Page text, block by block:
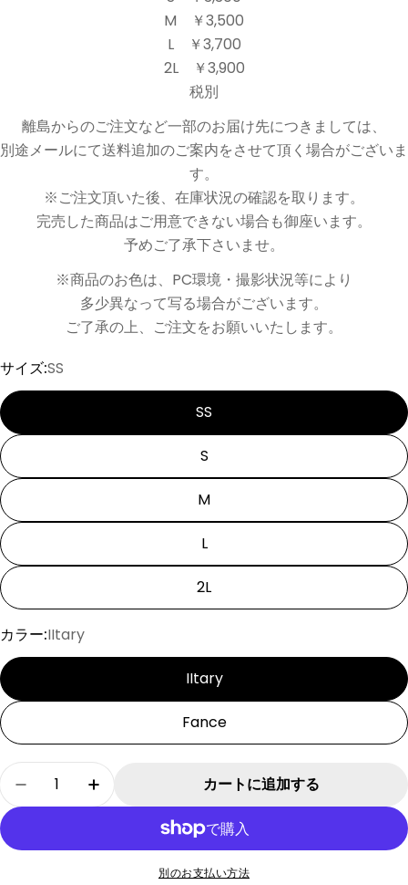
M ￥3,500
L ￥3,700
2L ￥3,900
税別
離島からのご注文など一部のお届け先につきましては、
別途メールにて送料追加のご案内をさせて頂く場合がございま
す。
※ご注文頂いた後、在庫状況の確認を取ります。
完売した商品はご用意できない場合も御座います。
予めご了承下さいませ。
※商品のお色は、PC環境・撮影状況等により
多少異なって写る場合がございます。
ご了承の上、ご注文をお願いいたします。
サイズ:SS
SS
S
M
L
2L
カラー:IItary
IItary
Fance
数
量
[SAD20350-5]COOL 国旗配色切り替えボーダーT
[SAD20350-5]COOL 国旗配色切り替え
カートに追加する
別のお支払い方法